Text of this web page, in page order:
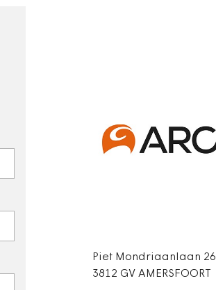
Piet Mondriaanlaan 26
3812 GV AMERSFOORT